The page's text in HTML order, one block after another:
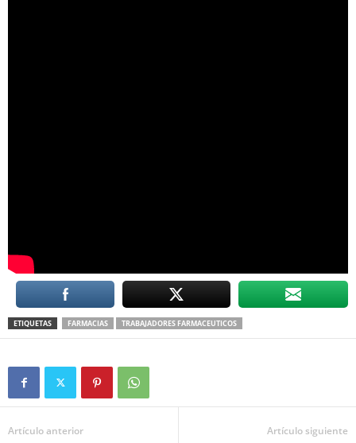
ETIQUETAS FARMACIAS TRABAJADORES FARMACEUTICOS
Artículo anterior Artículo siguiente